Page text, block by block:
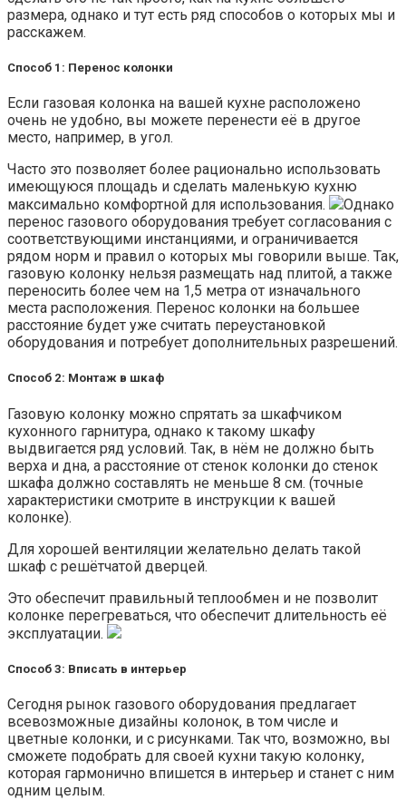
размера, однако и тут есть ряд способов о которых мы и
расскажем.
Способ 1: Перенос колонки
Если газовая колонка на вашей кухне расположено
очень не удобно, вы можете перенести её в другое
место, например, в угол.
Часто это позволяет более рационально использовать
имеющуюся площадь и сделать маленькую кухню
максимально комфортной для использования.
Однако
перенос газового оборудования требует согласования с
соответствующими инстанциями, и ограничивается
рядом норм и правил о которых мы говорили выше. Так,
газовую колонку нельзя размещать над плитой, а также
переносить более чем на 1,5 метра от изначального
места расположения. Перенос колонки на большее
расстояние будет уже считать переустановкой
оборудования и потребует дополнительных разрешений.
Способ 2: Монтаж в шкаф
Газовую колонку можно спрятать за шкафчиком
кухонного гарнитура, однако к такому шкафу
выдвигается ряд условий. Так, в нём не должно быть
верха и дна, а расстояние от стенок колонки до стенок
шкафа должно составлять не меньше 8 см. (точные
характеристики смотрите в инструкции к вашей
колонке).
Для хорошей вентиляции желательно делать такой
шкаф с решётчатой дверцей.
Это обеспечит правильный теплообмен и не позволит
колонке перегреваться, что обеспечит длительность её
эксплуатации.
Способ 3: Вписать в интерьер
Сегодня рынок газового оборудования предлагает
всевозможные дизайны колонок, в том числе и
цветные колонки, и с рисунками. Так что, возможно, вы
сможете подобрать для своей кухни такую колонку,
которая гармонично впишется в интерьер и станет с ним
одним целым.